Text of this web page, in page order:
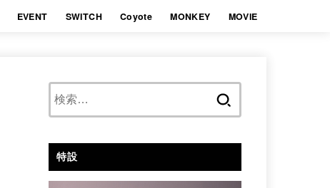
EVENT SWITCH Coyote MONKEY MOVIE
特設